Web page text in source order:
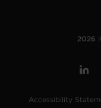
2026
Accessibility